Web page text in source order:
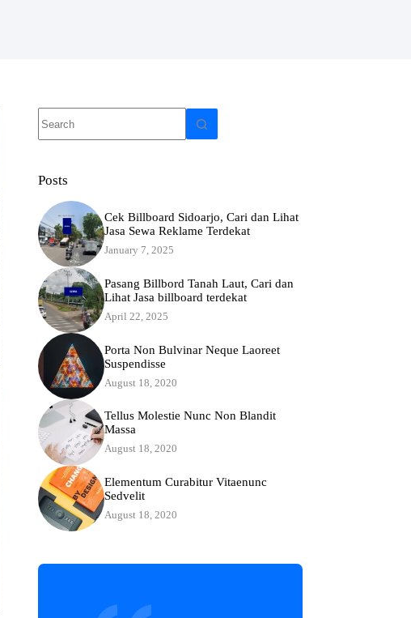
results
Posts
Cek Billboard Sidoarjo, Cari dan Lihat
Jasa Sewa Reklame Terdekat
January 7, 2025
Pasang Billbord Tanah Laut, Cari dan
Lihat Jasa billboard terdekat
April 22, 2025
Porta Non Bulvinar Neque Laoreet
Suspendisse
August 18, 2020
Tellus Molestie Nunc Non Blandit
Massa
August 18, 2020
Elementum Curabitur Vitaenunc
Sedvelit
August 18, 2020